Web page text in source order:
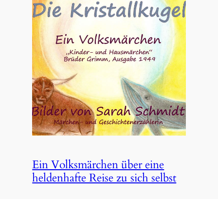
Ein Volksmärchen über eine
heldenhafte Reise zu sich selbst